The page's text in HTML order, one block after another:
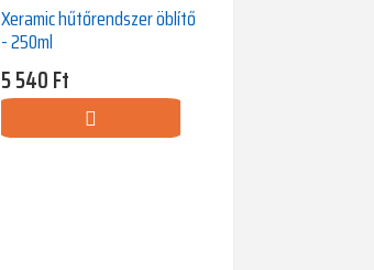
Xeramic hűtőrendszer öblítő
- 250ml
Ár
5 540 Ft